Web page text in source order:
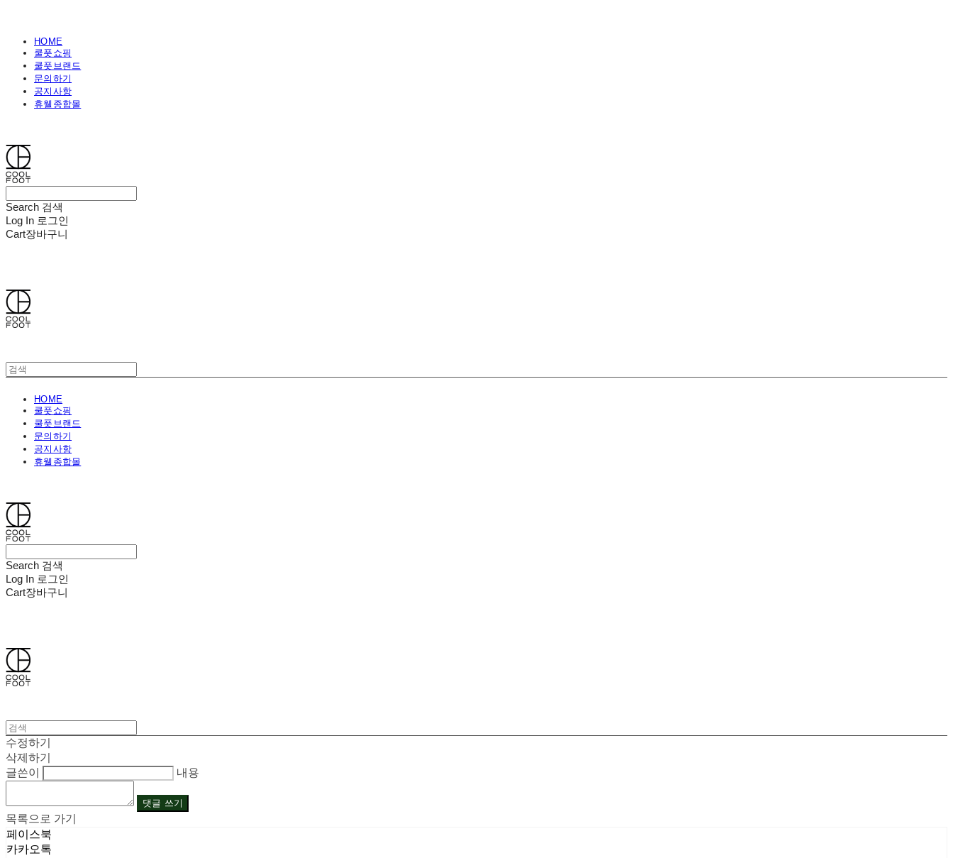
HOME
쿨풋쇼핑
쿨풋브랜드
문의하기
공지사항
휴웰종합몰
Search 검색
Log In 로그인
Cart장바구니
HOME
쿨풋쇼핑
쿨풋브랜드
문의하기
공지사항
휴웰종합몰
Search 검색
Log In 로그인
Cart장바구니
수정하기
삭제하기
글쓴이
내용
댓글 쓰기
목록으로 가기
페이스북
카카오톡